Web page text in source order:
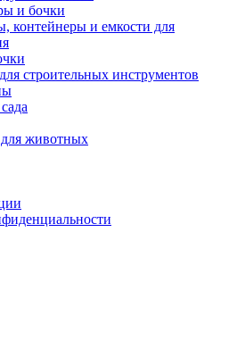
и бочки
контейнеры и емкости для
строительных инструментов
животных